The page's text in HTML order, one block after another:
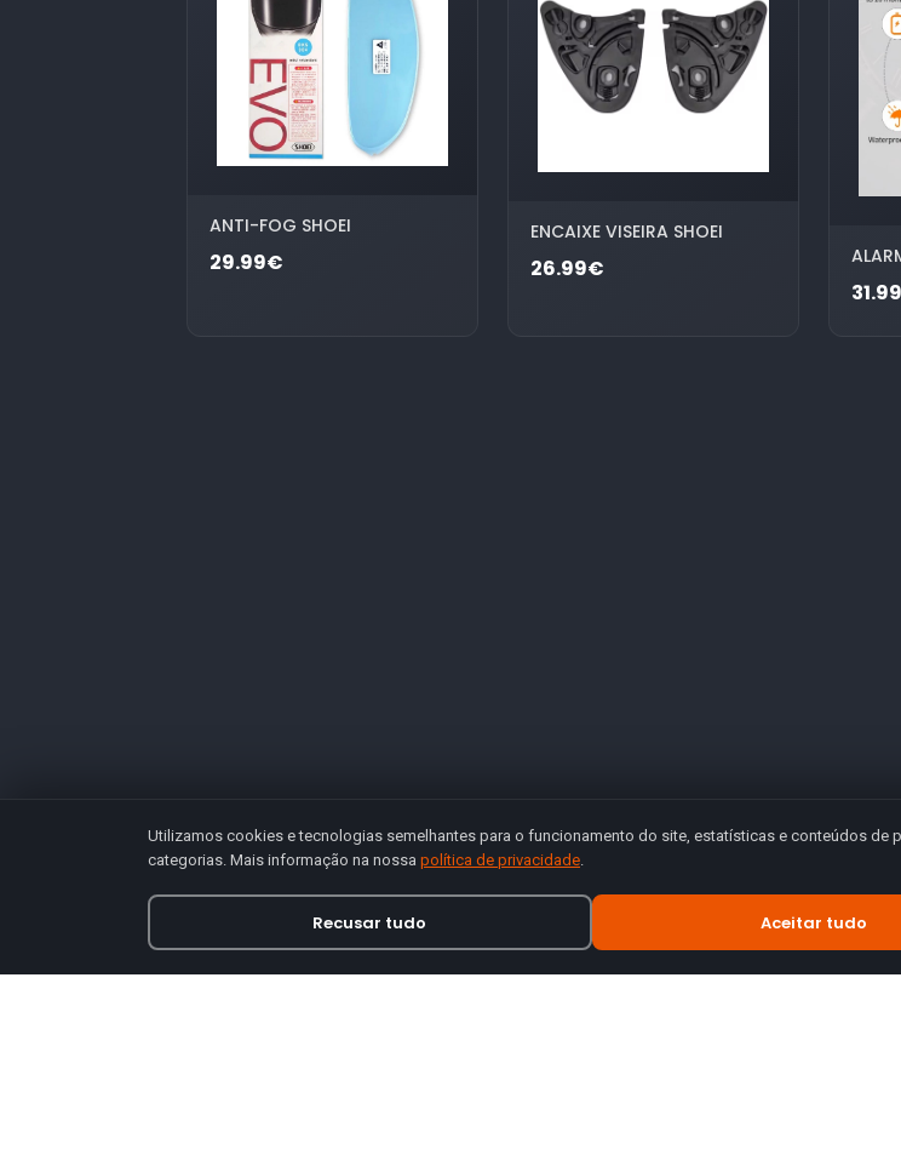
ANTI-FOG SHOEI
29.99€
ENCAIXE VISEIRA SHOEI
26.99€
Utilizamos cookies e tecnologias semelhantes para o funcionamento do site, estatísticas e conteúdos de
categorias. Mais informação na nossa política de privacidade.
Recusar tudo Aceitar tudo